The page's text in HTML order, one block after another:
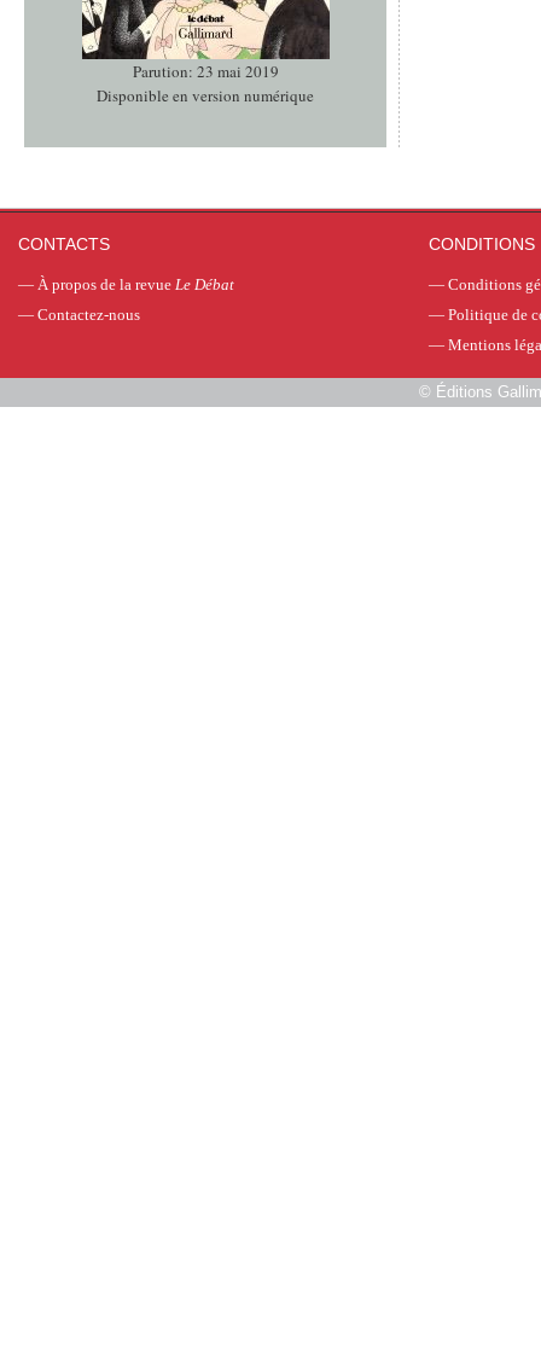
Parution: 23 mai 2019
Disponible en version numérique
CONTACTS
— À propos de la revue Le Débat
— Contactez-nous
CONDITIONS
— Conditions
— Politique de
— Mentions
© Éditions